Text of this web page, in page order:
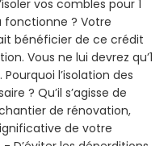
vos combles pour 1
? Votre
bénéficier de ce crédit
Vous ne lui devrez qu’1
l’isolation des
? Qu’il s’agisse de
de rénovation,
de votre